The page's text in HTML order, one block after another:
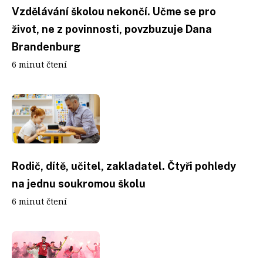
Vzdělávání školou nekončí. Učme se pro
život, ne z povinnosti, povzbuzuje Dana
Brandenburg
6 minut čtení
Rodič, dítě, učitel, zakladatel. Čtyři pohledy
na jednu soukromou školu
6 minut čtení